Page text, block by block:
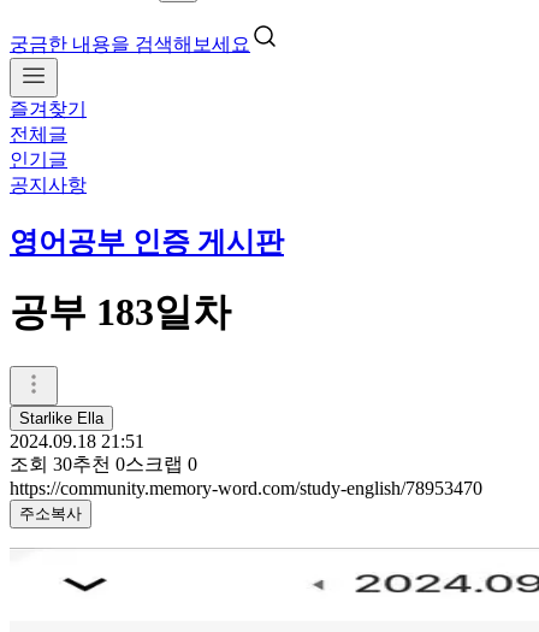
궁금한 내용을 검색해보세요
즐겨찾기
전체글
인기글
공지사항
영어공부 인증 게시판
공부 183일차
Starlike Ella
2024.09.18 21:51
조회 30추천 0스크랩 0
https://community.memory-word.com/study-english/78953470
주소복사